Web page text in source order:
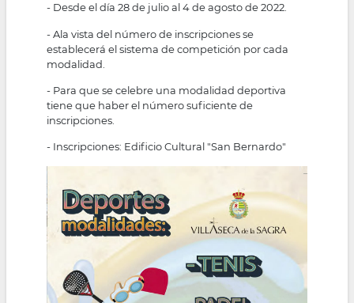
- Desde el día 28 de julio al 4 de agosto de 2022.
- Ala vista del número de inscripciones se
establecerá el sistema de competición por cada
modalidad.
- Para que se celebre una modalidad deportiva
tiene que haber el número suficiente de
inscripciones.
- Inscripciones: Edificio Cultural "San Bernardo"